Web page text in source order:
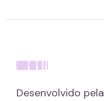
Desenvolvido pela